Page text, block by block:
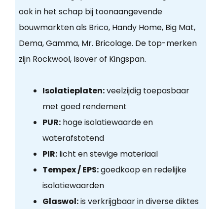
ook in het schap bij toonaangevende
bouwmarkten als Brico, Handy Home, Big Mat,
Dema, Gamma, Mr. Bricolage. De top-merken
zijn Rockwool, Isover of Kingspan.
Isolatieplaten:veelzijdig toepasbaar
met goed rendement
PUR:hoge isolatiewaarde en
waterafstotend
PIR:licht en stevige materiaal
Tempex / EPS:goedkoop en redelijke
isolatiewaarden
Glaswol:is verkrijgbaar in diverse diktes